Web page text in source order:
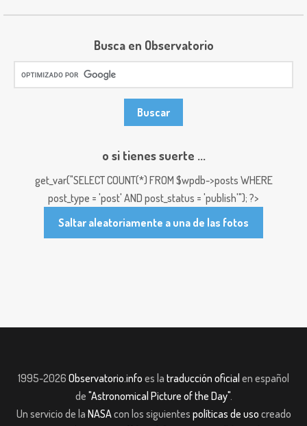
Busca en Observatorio
o si tienes suerte ...
get_var("SELECT COUNT(*) FROM $wpdb->posts WHERE
post_type = 'post' AND post_status = 'publish'"); ?>
Saltar aleatoriamente a una de las fotos
1995-2026 Observatorio.info es la traducción oficial en español
de "Astronomical Picture of the Day".
Un servicio de la NASAcon los siguientes políticas de uso creado